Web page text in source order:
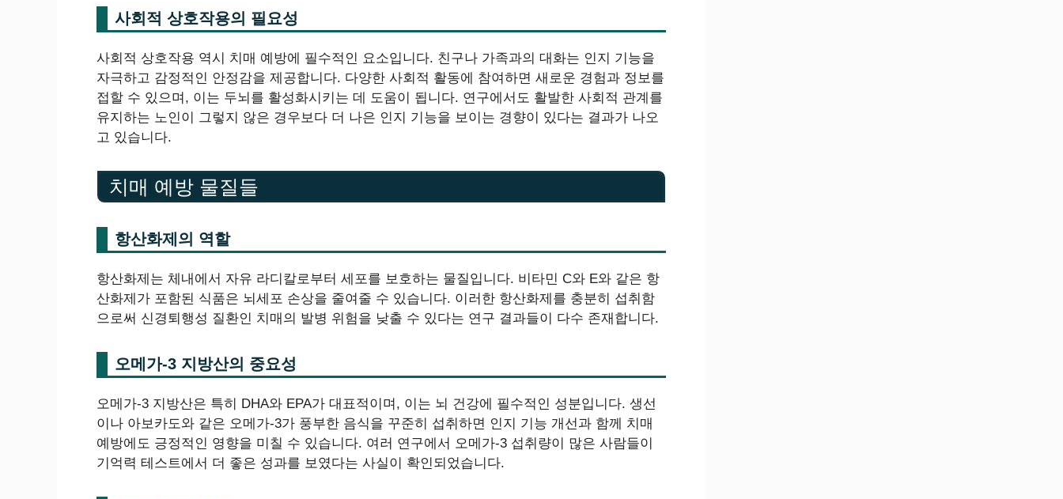
사회적 상호작용의 필요성
사회적 상호작용 역시 치매 예방에 필수적인 요소입니다. 친구나 가족과의 대화는 인지 기능을
자극하고 감정적인 안정감을 제공합니다. 다양한 사회적 활동에 참여하면 새로운 경험과 정보를
접할 수 있으며, 이는 두뇌를 활성화시키는 데 도움이 됩니다. 연구에서도 활발한 사회적 관계를
유지하는 노인이 그렇지 않은 경우보다 더 나은 인지 기능을 보이는 경향이 있다는 결과가 나오
고 있습니다.
치매 예방 물질들
항산화제의 역할
항산화제는 체내에서 자유 라디칼로부터 세포를 보호하는 물질입니다. 비타민 C와 E와 같은 항
산화제가 포함된 식품은 뇌세포 손상을 줄여줄 수 있습니다. 이러한 항산화제를 충분히 섭취함
으로써 신경퇴행성 질환인 치매의 발병 위험을 낮출 수 있다는 연구 결과들이 다수 존재합니다.
오메가-3 지방산의 중요성
오메가-3 지방산은 특히 DHA와 EPA가 대표적이며, 이는 뇌 건강에 필수적인 성분입니다. 생선
이나 아보카도와 같은 오메가-3가 풍부한 음식을 꾸준히 섭취하면 인지 기능 개선과 함께 치매
예방에도 긍정적인 영향을 미칠 수 있습니다. 여러 연구에서 오메가-3 섭취량이 많은 사람들이
기억력 테스트에서 더 좋은 성과를 보였다는 사실이 확인되었습니다.